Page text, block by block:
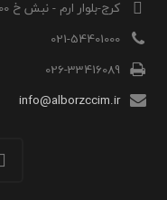
کرج-بلوار ارم - نبش خ 100 غربی - ساختمان آناهیتا
021-54401000
026-33416089
info@alborzccim.ir